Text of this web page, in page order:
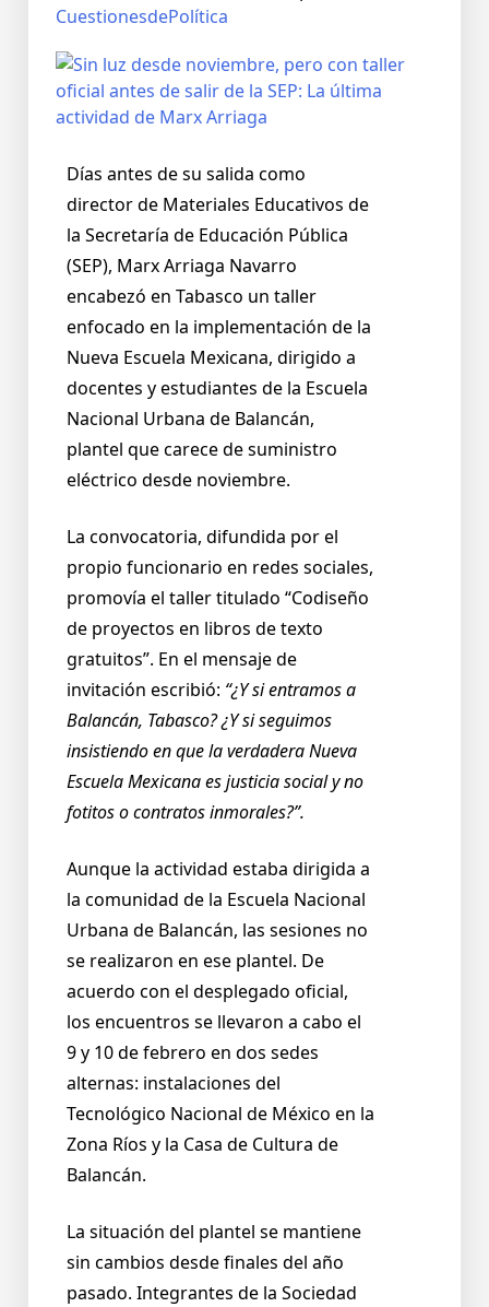
CuestionesdePolítica
Días antes de su salida como
director de Materiales Educativos de
la Secretaría de Educación Pública
(SEP), Marx Arriaga Navarro
encabezó en Tabasco un taller
enfocado en la implementación de la
Nueva Escuela Mexicana, dirigido a
docentes y estudiantes de la Escuela
Nacional Urbana de Balancán,
plantel que carece de suministro
eléctrico desde noviembre.
La convocatoria, difundida por el
propio funcionario en redes sociales,
promovía el taller titulado “Codiseño
de proyectos en libros de texto
gratuitos”. En el mensaje de
invitación escribió: “¿Y si entramos a
Balancán, Tabasco? ¿Y si seguimos
insistiendo en que la verdadera Nueva
Escuela Mexicana es justicia social y no
fotitos o contratos inmorales?”.
Aunque la actividad estaba dirigida a
la comunidad de la Escuela Nacional
Urbana de Balancán, las sesiones no
se realizaron en ese plantel. De
acuerdo con el desplegado oficial,
los encuentros se llevaron a cabo el
9 y 10 de febrero en dos sedes
alternas: instalaciones del
Tecnológico Nacional de México en la
Zona Ríos y la Casa de Cultura de
Balancán.
La situación del plantel se mantiene
sin cambios desde finales del año
pasado. Integrantes de la Sociedad